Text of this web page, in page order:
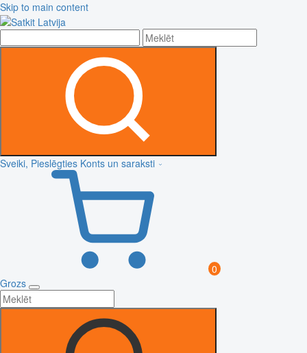
Skip to main content
Sveiki, Pieslēgties Konts un saraksti
0
Grozs